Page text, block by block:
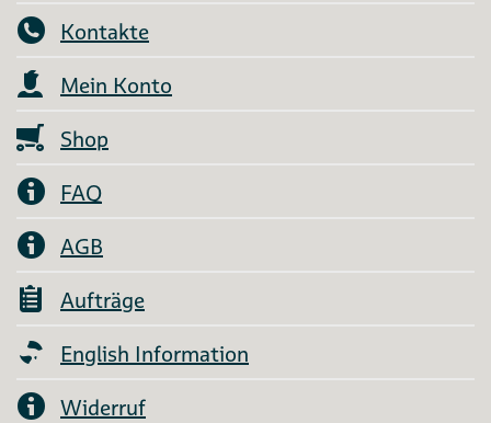
Kontakte
Mein Konto
Shop
FAQ
AGB
Aufträge
English Information
Widerruf